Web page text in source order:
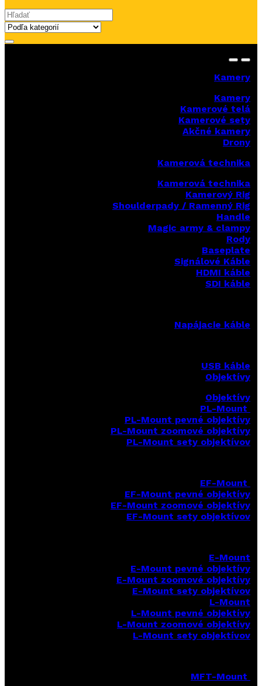
Search for:
Kamery
Kamery
Kamerové telá
Kamerové sety
Akčné kamery
Drony
Kamerová technika
Kamerová technika
Kamerový Rig
Shoulderpady / Ramenný Rig
Handle
Magic army & clampy
Rody
Baseplate
Signálové Káble
HDMI káble
SDI káble
Napájacie káble
USB káble
Objektívy
Objektívy
PL-Mount
PL-Mount pevné objektívy
PL-Mount zoomové objektívy
PL-Mount sety objektívov
EF-Mount
EF-Mount pevné objektívy
EF-Mount zoomové objektívy
EF-Mount sety objektívov
E-Mount
E-Mount pevné objektívy
E-Mount zoomové objektívy
E-Mount sety objektívov
L-Mount
L-Mount pevné objektívy
L-Mount zoomové objektívy
L-Mount sety objektívov
MFT-Mount